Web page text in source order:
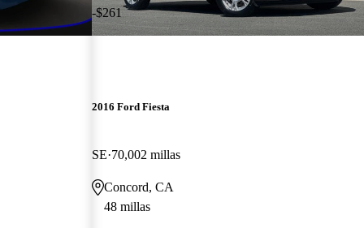
-$261
2016 Ford Fiesta
SE 70,002 millas
Concord, CA
48 millas